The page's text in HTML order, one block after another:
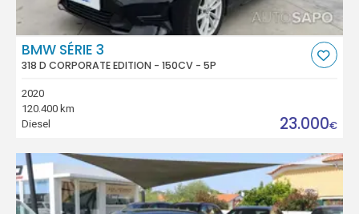
BMW SÉRIE 3
318 D CORPORATE EDITION - 150CV - 5P
2020
120.400 km
Diesel
23.000€